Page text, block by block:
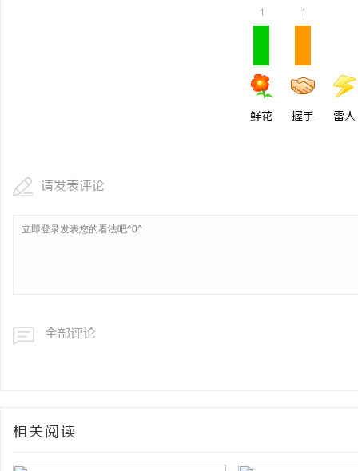
1
鲜花
1
握手 雷人
请发表评论
全部评论
相关阅读